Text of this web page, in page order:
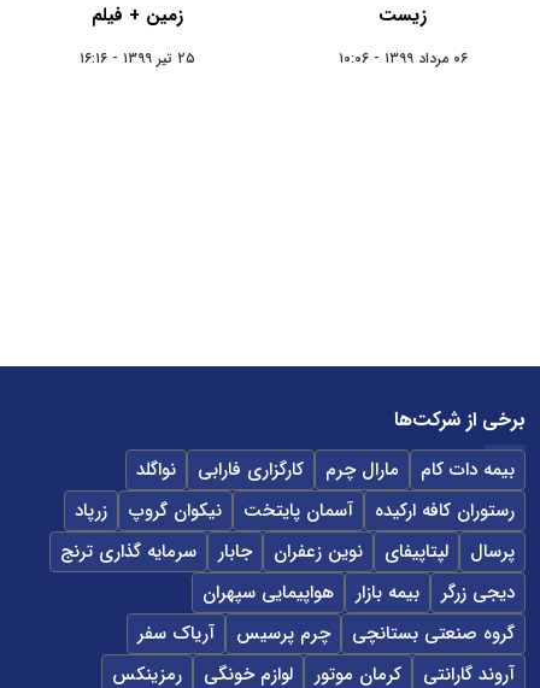
زیست
۰۶ مرداد ۱۳۹۹ - ۱۰:۰۶
زمین + فیلم
۲۵ تیر ۱۳۹۹ - ۱۶:۱۶
برخی از شرکت‌ها
بیمه دات کام مارال چرم کارگزاری فارابی
نواگلد
رستوران کافه ارکیده
آسمان پایتخت نیکوان گروپ
زرپاد
پرسال
لپتاپیفای نوین زعفران جابار
سرمایه گذاری ترنج
دیجی زرگر
بیمه بازار
هواپیمایی سپهران
گروه صنعتی بستانچی
چرم پرسیس
آریاک سفر
آروند گارانتی
کرمان موتور لوازم خونگی رمزینکس